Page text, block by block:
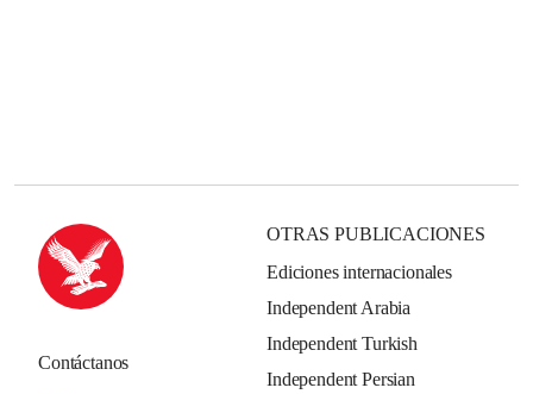
Contáctanos
OTRAS PUBLICACIONES
Ediciones internacionales
Independent Arabia
Independent Turkish
Independent Persian